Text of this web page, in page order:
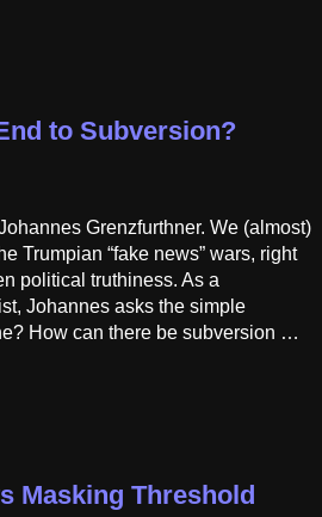
to Subversion?
Grenzfurthner. We (almost)
Trumpian “fake news” wars, right
political truthiness. As a
Johannes asks the simple
How can there be subversion …
Masking Threshold